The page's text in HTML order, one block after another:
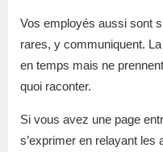
Vos employés aussi sont
rares, y communiquent.
en temps mais ne
quoi raconter.
Si vous avez une page
s’exprimer en relayant les